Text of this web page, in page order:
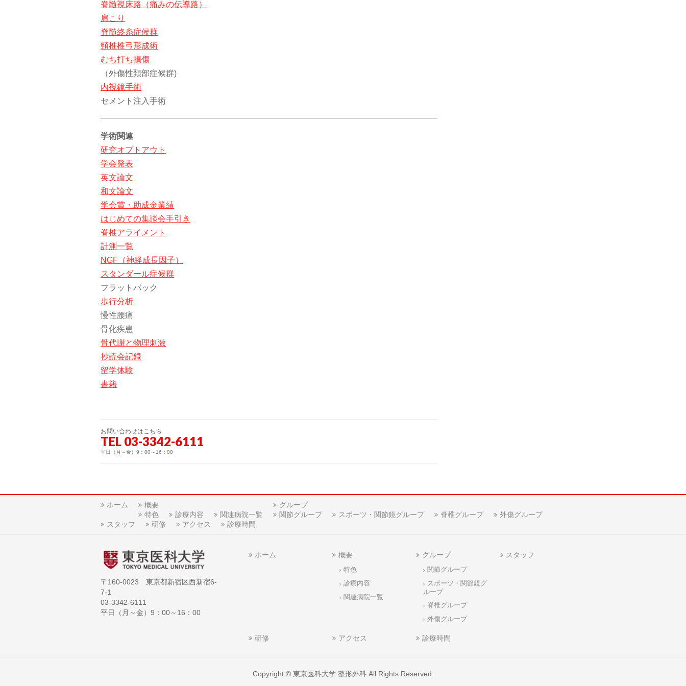
脊髄視床路（痛みの伝導路）
肩こり
脊髄終糸症候群
頸椎椎弓形成術
むち打ち損傷
（外傷性頚部症候群)
内視鏡手術
セメント注入手術
学術関連
研究オプトアウト
学会発表
英文論文
和文論文
学会賞・助成金業績
はじめての集談会手引き
脊椎アライメント
計測一覧
NGF（神経成長因子）
スタンダール症候群
フラットバック
歩行分析
慢性腰痛
骨化疾患
骨代謝と物理刺激
抄読会記録
留学体験
書籍
お問い合わせはこちら
TEL 03-3342-6111
平日（月～金）9：00～16：00
ホーム
概要
特色
診療内容 関連病院一覧
グループ
関節グループ
スポーツ・関節鏡グループ 脊椎グループ
外傷グループ
スタッフ
研修 アクセス 診療時間
〒160-0023 東京都新宿区西新宿6-
7-1
03-3342-6111
平日（月～金）9：00～16：00
ホーム 概要
特色
診療内容
関連病院一覧
グループ
関節グループ
スポーツ・関節鏡グ
ループ
脊椎グループ
外傷グループ
スタッフ
研修 アクセス 診療時間
Copyright © 東京医科大学 整形外科All Rights Reserved.